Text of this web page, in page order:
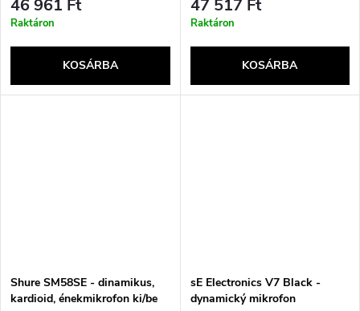
46 961 Ft
Raktáron
KOSÁRBA
47 517 Ft
Raktáron
KOSÁRBA
Shure SM58SE - dinamikus,
kardioid, énekmikrofon ki/be
sE Electronics V7 Black -
dynamický mikrofon